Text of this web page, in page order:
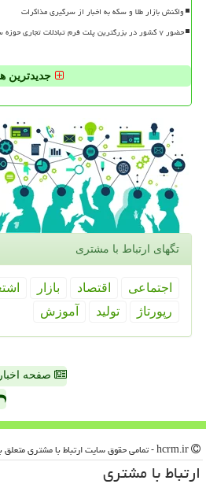
واکنش بازار طلا و سکه به اخبار از سرگیری مذاکرات
حضور ۷ کشور در بزرگترین پلت فرم تبادلات تجاری حوزه ساخت وساز
جدیدترین
تگهای ارتباط با مشتری
اجتماعی اقتصاد بازار
رپورتاژ
تولید آموزش
صفحه اخبار
ارتباط با مشتری